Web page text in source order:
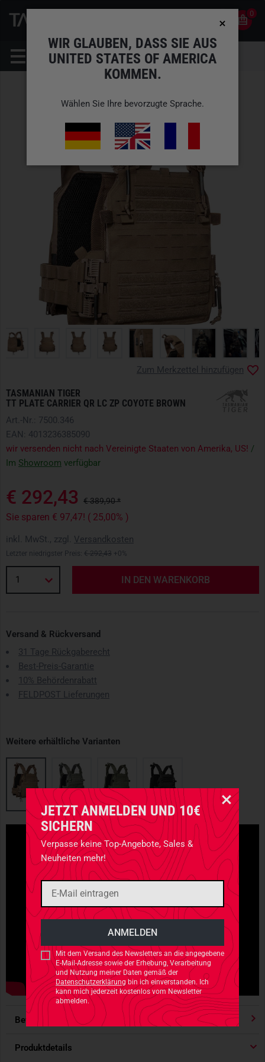
JETZT ANMELDEN UND 10€
SICHERN
Verpasse keine Top-Angebote, Sales &
Neuheiten mehr!
Mit dem Versand des Newsletters an die angegebene
E-Mail-Adresse sowie der Erhebung, Verarbeitung
und Nutzung meiner Daten gemäß der
Datenschutzerklärungbin ich einverstanden. Ich
kann mich jederzeit kostenlos vom Newsletter
abmelden.
0
TASMANIAN TIGER
TT PLATE CARRIER QR LC ZP COYOTE BROWN
Zum Merkzettel hinzufügen
Art.-Nr.: 7500.346
EAN: 4013236385090
wir versenden nicht nach Vereinigte Staaten von Amerika, US! /
Im Showroom verfügbar
€ 292,43 € 389,90 *
Sie sparen € 97,47! ( 25,00% )
inkl. MwSt., zzgl. Versandkosten
Letzter niedrigster Preis: € 292,43 +0%
1 IN DEN WARENKORB
Versand & Rückversand
31 Tage Rückgaberecht
Best-Preis-Garantie
10% Behördenrabatt
FELDPOST Lieferungen
Weitere erhältliche Varianten
Bewertungen 4.91 / 5 Sternen
Produktdetails
WIR GLAUBEN, DASS SIE AUS
UNITED STATES OF AMERICA
KOMMEN.
Wählen Sie Ihre bevorzugte Sprache.